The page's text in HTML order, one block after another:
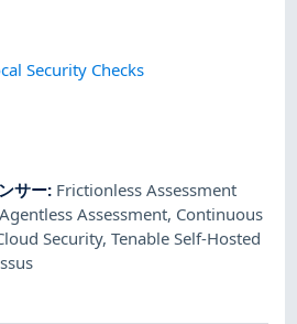
Security Checks
サー: Frictionless Assessment
Agentless Assessment, Continuous
Security,Tenable Self-Hosted